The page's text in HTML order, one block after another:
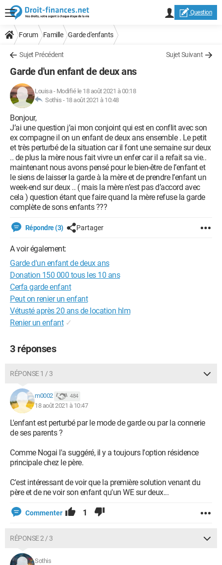
Question
Forum Famille Garde d'enfants
Sujet Précédent Sujet Suivant
Garde d'un enfant de deux ans
Louisa- Modifié le 18 août 2021 à 00:18
Sothis - 18 août 2021 à 10:48
Bonjour,
J’ai une question j’ai mon conjoint qui est en conflit avec son
ex compagne il on un enfant de deux ans ensemble . Le petit
et très perturbé de la situation car il font une semaine sur deux
.. de plus la mère nous fait vivre un enfer car il a refait sa vie..
maintenant nous avons pensé pour le bien-être de l’enfant et
le siens de laisser la garde à la mère et de prendre l’enfant un
week-end sur deux .. ( mais la mère n’est pas d’accord avec
cela ) question étant que faire quand la mère refuse la garde
complète de sons enfants ???
Répondre (3) Partager
A voir également:
Garde d'un enfant de deux ans
Donation 150 000 tous les 10 ans
Cerfa garde enfant
Peut on renier un enfant
Vétusté après 20 ans de location hlm
Renier un enfant ✓
3 réponses
RÉPONSE 1 / 3
m0002 484
18 août 2021 à 10:47
L'enfant est perturbé par le mode de garde ou par la connerie
de ses parents ?
Comme Nogai l'a suggéré, il y a toujours l'option résidence
principale chez le père.
C'est intéressant de voir que la première solution venant du
père et de ne voir son enfant qu'un WE sur deux...
Commenter 1
RÉPONSE 2 / 3
Sothis